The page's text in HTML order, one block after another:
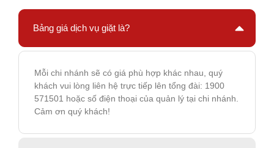
Bảng giá dịch vụ giặt là?
Mỗi chi nhánh sẽ có giá phù hợp khác nhau, quý
khách vui lòng liên hệ trực tiếp lên tổng đài: 1900
571501 hoặc số điện thoại của quản lý tại chi nhánh.
Cảm ơn quý khách!